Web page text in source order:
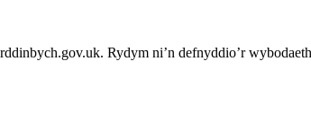
Rydym ni’n defnyddio’r